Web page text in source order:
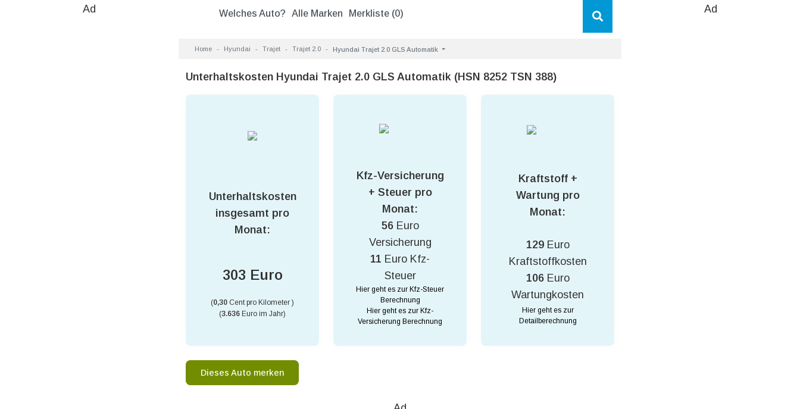
Welches Auto? Alle Marken Merkliste (0)
Ad Ad
Home Hyundai Trajet Trajet 2.0 Hyundai Trajet 2.0 GLS Automatik
Unterhaltskosten Hyundai Trajet 2.0 GLS Automatik (HSN 8252 TSN 388)
Unterhaltskosten
insgesamt pro
Monat:
303 Euro
(0,30 Cent pro Kilometer )
(3.636 Euro im Jahr)
Kfz-Versicherung
+ Steuer pro
Monat:
56 Euro
Versicherung
11 Euro Kfz-
Steuer
Hier geht es zur Kfz-Steuer
Berechnung
Hier geht es zur Kfz-
Versicherung Berechnung
Kraftstoff +
Wartung pro
Monat:
129 Euro
Kraftstoffkosten
106 Euro
Wartungkosten
Hier geht es zur
Detailberechnung
Dieses Auto merken